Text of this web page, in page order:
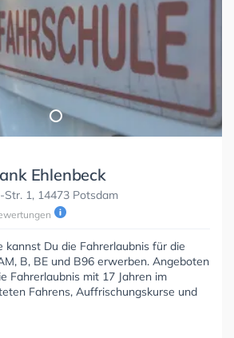
Ehlenbeck
Str. 1, 14473 Potsdam
kannst Du die Fahrerlaubnis für die
B, BE und B96 erwerben. Angeboten
Fahrerlaubnis mit 17 Jahren im
Fahrens, Auffrischungskurse und